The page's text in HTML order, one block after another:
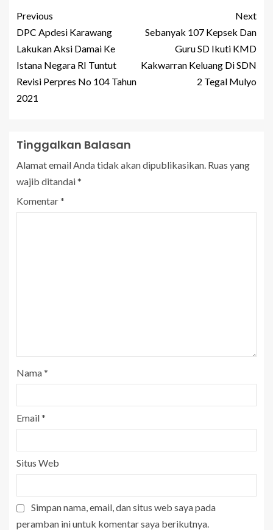
Previous
DPC Apdesi Karawang
Lakukan Aksi Damai Ke
Istana Negara RI Tuntut
Revisi Perpres No 104 Tahun
2021
Next
Sebanyak 107 Kepsek Dan
Guru SD Ikuti KMD
Kakwarran Keluang Di SDN
2 Tegal Mulyo
Tinggalkan Balasan
Alamat email Anda tidak akan dipublikasikan. Ruas yang
wajib ditandai*
Komentar*
Nama*
Email*
Situs Web
Simpan nama, email, dan situs web saya pada
peramban ini untuk komentar saya berikutnya.